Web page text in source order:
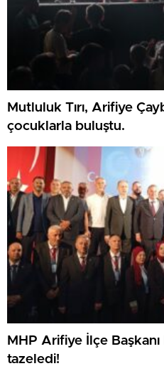
Mutluluk Tırı, Arifiye
çocuklarla buluştu.
MHP Arifiye İlçe
tazeledi!